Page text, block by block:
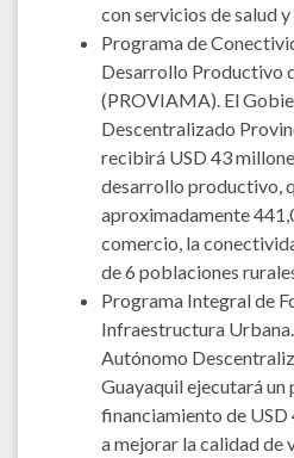
con servicios de salud
Programa de
Desarrollo Productivo
(PROVIAMA). El
Descentralizado
recibirá USD 43
desarrollo productivo,
aproximadamente
comercio, la
de 6 poblaciones
Programa Integral de
Infraestructura
Autónomo
Guayaquil ejecutará un
financiamiento de
a mejorar la calidad de